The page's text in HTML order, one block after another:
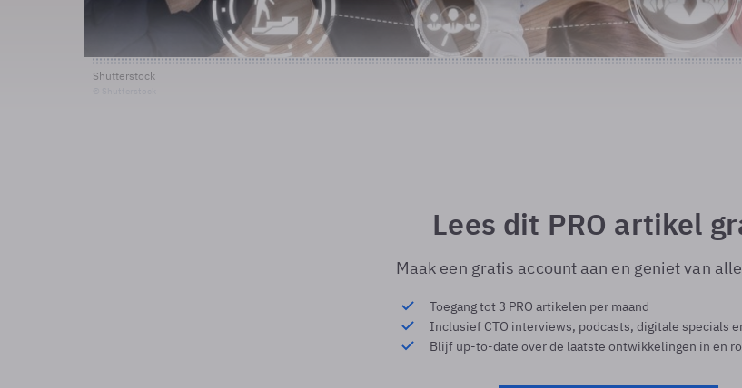
Shutterstock
Lees dit PRO artikel
Maak een gratis account aan en geniet van
Toegang tot 3 PRO artikelen per maand
Inclusief CTO interviews, podcasts, digitale specials
Blijf up-to-date over de laatste ontwikkelingen in en